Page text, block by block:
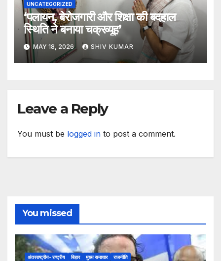
UNCATEGORIZED
‘पलायन, बेरोजगारी और शिक्षा की बदहाल
स्थिति ने बनाया चक्रव्यूह’
MAY 18, 2026 SHIV KUMAR
Leave a Reply
You must be logged in to post a comment.
You missed
अंतरराष्ट्रीय- राष्ट्रीय बिहार मुख्य समाचार राजनीति